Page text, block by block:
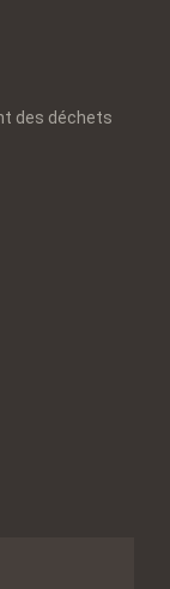
des déchets